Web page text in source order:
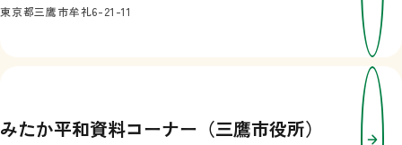
東京都三鷹市牟礼6-21-11
みたか平和資料コーナー（三鷹市役所）